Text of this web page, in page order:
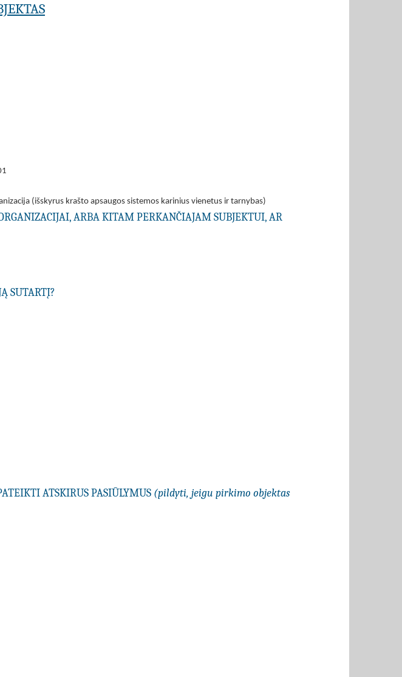
(išskyrus krašto apsaugos sistemos karinius vienetus ir tarnybas)
ARBA KITAM PERKANČIAJAM SUBJEKTUI, AR
SUTARTĮ?
ATSKIRUS PASIŪLYMUS (pildyti, jeigu pirkimo objektas